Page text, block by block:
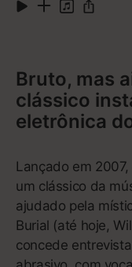
Tennis Court
3 Royals
4 Ribs
6 Team
7 Glory and Gore
8 Still Sane